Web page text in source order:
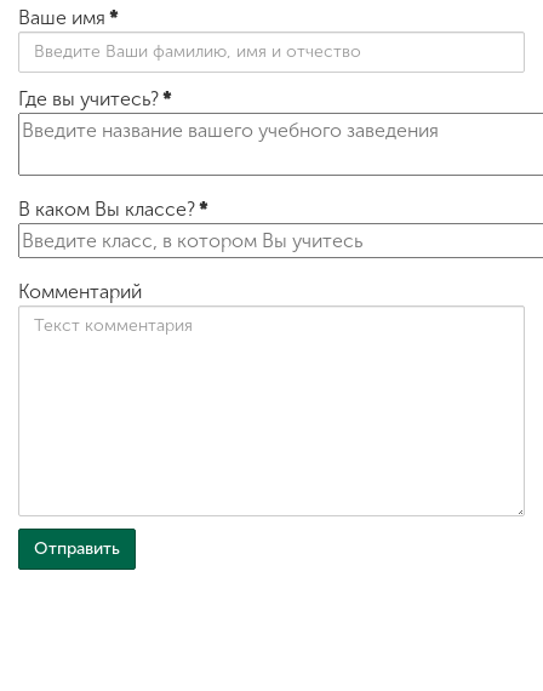
Ваше имя *
Где вы учитесь?*
В каком Вы классе?*
Комментарий